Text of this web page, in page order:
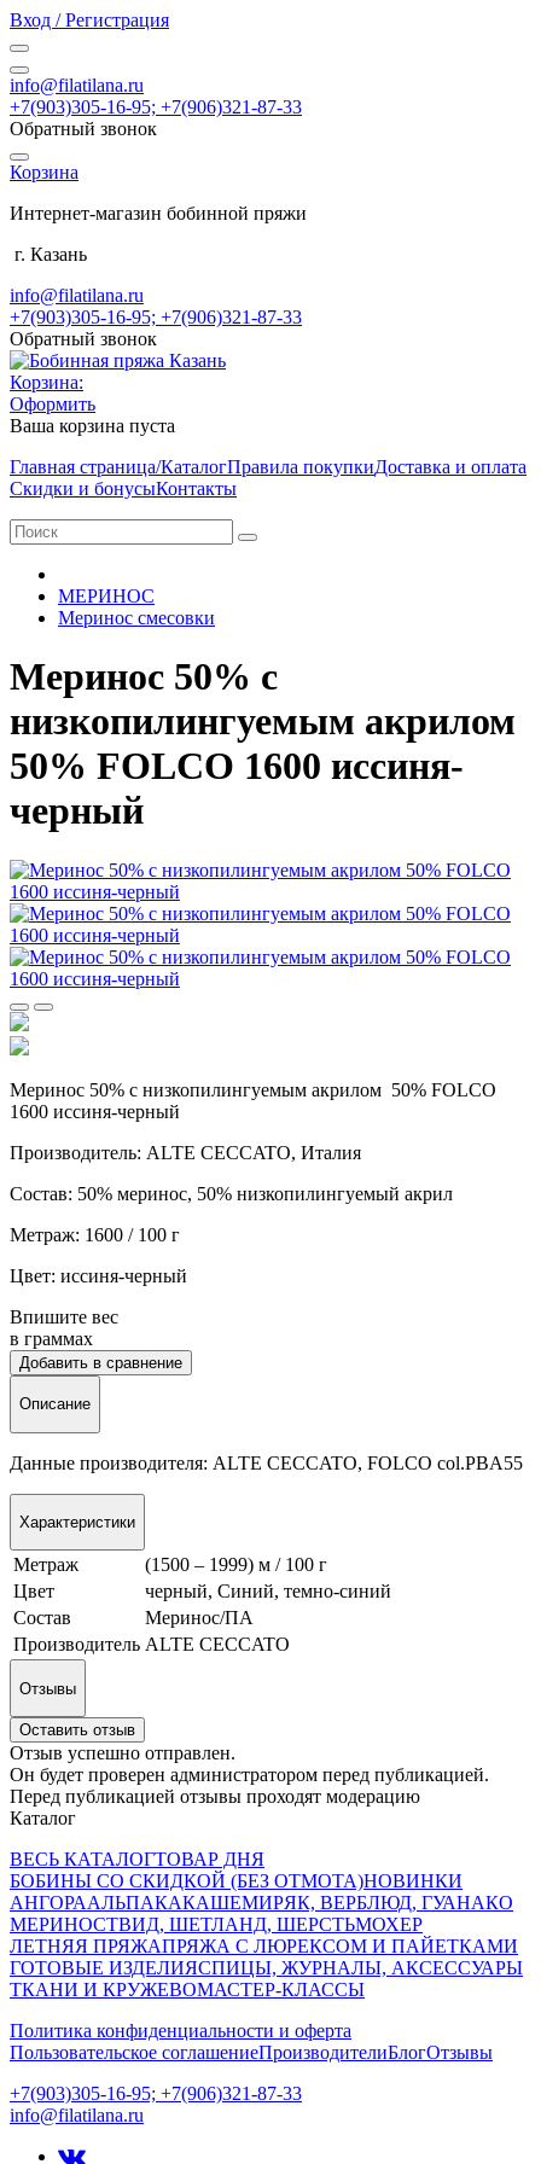
Вход / Регистрация
info@filatilana.ru
+7(903)305-16-95; +7(906)321-87-33
Обратный звонок
Корзина
Интернет-магазин бобинной пряжи
г. Казань
info@filatilana.ru
+7(903)305-16-95; +7(906)321-87-33
Обратный звонок
Корзина:
Оформить
Ваша корзина пуста
Главная страница/КаталогПравила покупкиДоставка и оплата
Скидки и бонусыКонтакты
МЕРИНОС
Меринос смесовки
Меринос 50% c
низкопилингуемым акрилом
50% FOLCO 1600 иссиня-
черный
Меринос 50% c низкопилингуемым акрилом 50% FOLCO
1600 иссиня-черный
Производитель: ALTE CECCATO, Италия
Состав: 50% меринос, 50% низкопилингуемый акрил
Метраж: 1600 / 100 г
Цвет: иссиня-черный
Впишите вес
в граммах
Добавить в сравнение
Описание
Данные производителя: ALTE CECCATO, FOLCO col.PBA55
Характеристики
Метраж
(1500 – 1999) м / 100 г
Цвет
черный, Синий, темно-синий
Состав
Меринос/ПА
Производитель ALTE CECCATO
Отзывы
Оставить отзыв
Отзыв успешно отправлен.
Он будет проверен администратором перед публикацией.
Перед публикацией отзывы проходят модерацию
Каталог
ВЕСЬ КАТАЛОГТОВАР ДНЯ
БОБИНЫ СО СКИДКОЙ (БЕЗ ОТМОТА)НОВИНКИ
АНГОРААЛЬПАКАКАШЕМИРЯК, ВЕРБЛЮД, ГУАНАКО
МЕРИНОСТВИД, ШЕТЛАНД, ШЕРСТЬМОХЕР
ЛЕТНЯЯ ПРЯЖАПРЯЖА С ЛЮРЕКСОМ И ПАЙЕТКАМИ
ГОТОВЫЕ ИЗДЕЛИЯСПИЦЫ, ЖУРНАЛЫ, АКСЕССУАРЫ
ТКАНИ И КРУЖЕВОМАСТЕР-КЛАССЫ
Политика конфиденциальности и оферта
Пользовательское соглашениеПроизводителиБлогОтзывы
+7(903)305-16-95; +7(906)321-87-33
info@filatilana.ru